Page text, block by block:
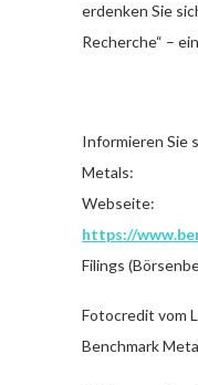
erdenken Sie
Recherche“ –
Informieren Sie
Metals:
Webseite:
https://
Filings
Fotocredit vom
Benchmark